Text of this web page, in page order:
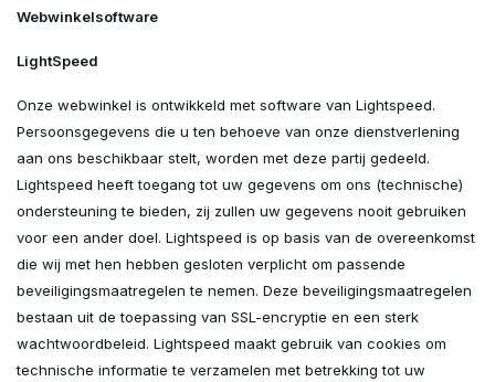
Webwinkelsoftware
LightSpeed
Onze webwinkel is ontwikkeld met software van Lightspeed.
Persoonsgegevens die u ten behoeve van onze dienstverlening
aan ons beschikbaar stelt, worden met deze partij gedeeld.
Lightspeed heeft toegang tot uw gegevens om ons (technische)
ondersteuning te bieden, zij zullen uw gegevens nooit gebruiken
voor een ander doel. Lightspeed is op basis van de overeenkomst
die wij met hen hebben gesloten verplicht om passende
beveiligingsmaatregelen te nemen. Deze beveiligingsmaatregelen
bestaan uit de toepassing van SSL-encryptie en een sterk
wachtwoordbeleid. Lightspeed maakt gebruik van cookies om
technische informatie te verzamelen met betrekking tot uw